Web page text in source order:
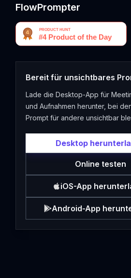
FlowPrompter
Bereit für unsichtbares
Lade die Desktop-App für
und Aufnahmen herunter, bei
Prompt für andere unsichtbar
Desktop
Online testen
iOS-App
Android-App